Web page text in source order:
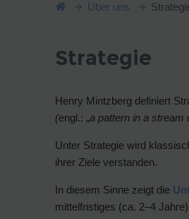
Über uns
Strategie
Henry Mintzberg definiert
(engl.: „a pattern in a stream
Unter Strategie wird
ihrer Ziele verstanden.
In diesem Sinne zeigt die
mittelfristiges (ca. 2–4